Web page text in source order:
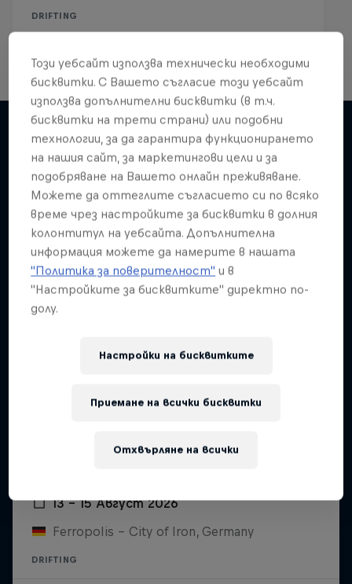
DRIFTING
Подобни
13 – 15 Август 2026
Ferropolis – City of Iron, Germany
DRIFTING
Този уебсайт използва технически необходими
бисквитки. С Вашето съгласие този уебсайт
използва допълнителни бисквитки (в т.ч.
бисквитки на трети страни) или подобни
технологии, за да гарантира функционирането
на нашия сайт, за маркетингови цели и за
подобряване на Вашето онлайн преживяване.
Можете да оттеглите съгласието си по всяко
време чрез настройките за бисквитки в долния
колонтитул на уебсайта. Допълнителна
информация можете да намерите в нашата
"Политика за поверителност" и в
"Настройките за бисквитките" директно по-
долу.
Настройки на бисквитките
Отхвърляне на всички
Приемане на всички бисквитки